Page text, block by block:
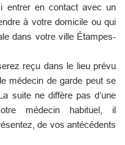
entrer en contact avec un
à votre domicile ou qui
dans votre ville Étampes-
reçu dans le lieu prévu
médecin de garde peut se
suite ne diffère pas d’une
médecin habituel, il
de vos antécédents